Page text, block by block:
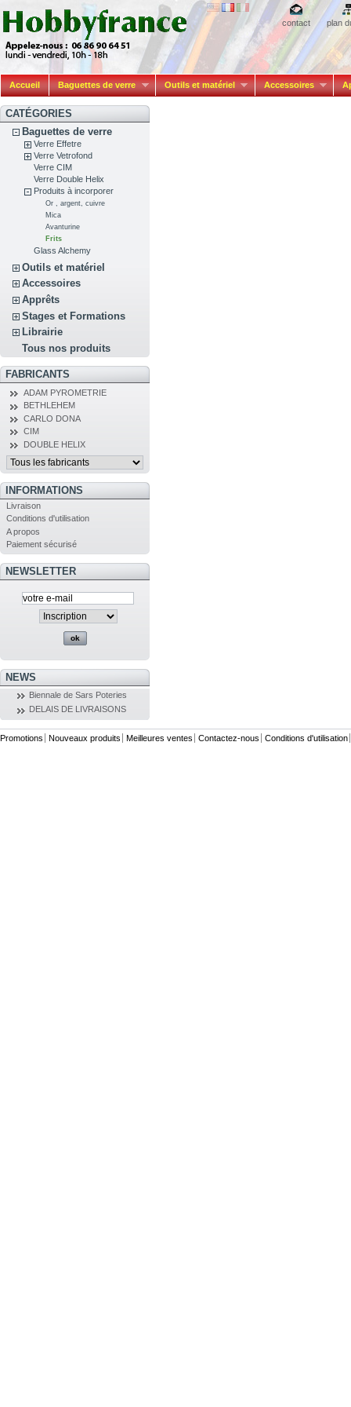
contact plan
Accueil Baguettes de verre Outils et matériel Accessoires
CATÉGORIES
Baguettes de verre
Verre Effetre
Verre Vetrofond
Verre CIM
Verre Double Helix
Produits à incorporer
Or , argent, cuivre
Mica
Avanturine
Frits
Glass Alchemy
Outils et matériel
Accessoires
Apprêts
Stages et Formations
Librairie
Tous nos produits
FABRICANTS
ADAM PYROMETRIE
BETHLEHEM
CARLO DONA
CIM
DOUBLE HELIX
INFORMATIONS
Livraison
Conditions d'utilisation
A propos
Paiement sécurisé
NEWSLETTER
NEWS
Biennale de Sars Poteries
DELAIS DE LIVRAISONS
Promotions Nouveaux produits Meilleures ventes Contactez-nous Conditions d'utilisation